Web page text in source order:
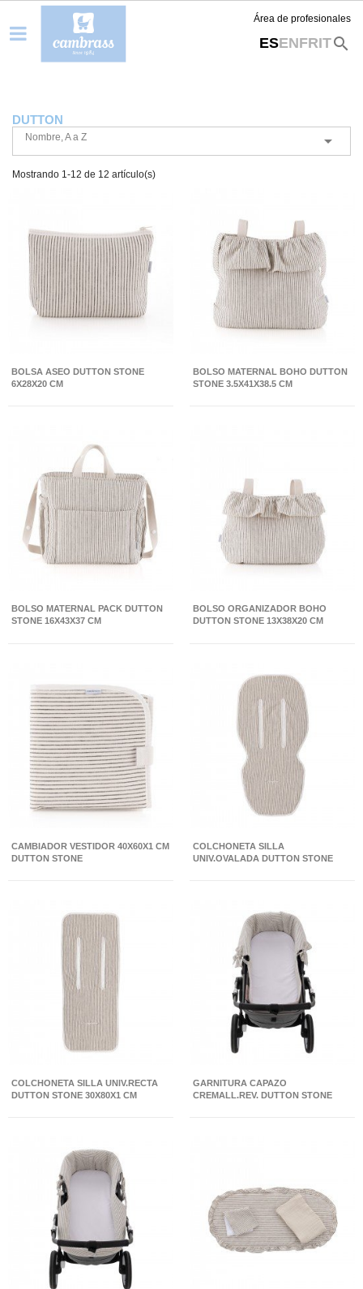
Área de profesionales
ESENFRITsearch
DUTTON
Nombre, A a Z 
Mostrando 1-12 de 12 artículo(s)
BOLSA ASEO DUTTON STONE
6X28X20 CM
BOLSO MATERNAL BOHO DUTTON
STONE 3.5X41X38.5 CM
BOLSO MATERNAL PACK DUTTON
STONE 16X43X37 CM
BOLSO ORGANIZADOR BOHO
DUTTON STONE 13X38X20 CM
CAMBIADOR VESTIDOR 40X60X1 CM
DUTTON STONE
COLCHONETA SILLA
UNIV.OVALADA DUTTON STONE
COLCHONETA SILLA UNIV.RECTA
DUTTON STONE 30X80X1 CM
GARNITURA CAPAZO
CREMALL.REV. DUTTON STONE